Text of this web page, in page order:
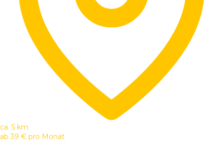
ca. 5 km
ab 39 € pro Monat